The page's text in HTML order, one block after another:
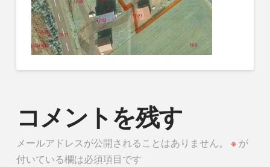
コメントを残す
メールアドレスが公開されることはありません。 ※が
付いている欄は必須項目です